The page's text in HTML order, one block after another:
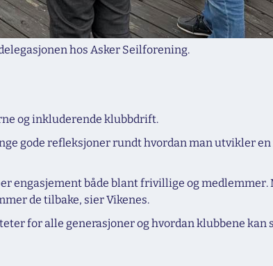
hos Asker Seilforening.
og inkluderende klubbdrift.
gode refleksjoner rundt hvordan man utvikler
engasjement både blant frivillige og medlemmer.
de tilbake, sier Vikenes.
for alle generasjoner og hvordan klubbene kan